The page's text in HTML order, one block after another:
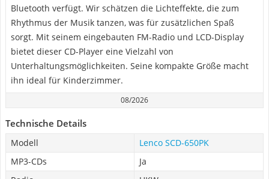
Bluetooth verfügt. Wir schätzen die Lichteffekte, die zum
Rhythmus der Musik tanzen, was für zusätzlichen Spaß
sorgt. Mit seinem eingebauten FM-Radio und LCD-Display
bietet dieser CD-Player eine Vielzahl von
Unterhaltungsmöglichkeiten. Seine kompakte Größe macht
ihn ideal für Kinderzimmer.
08/2026
Technische Details
Modell
Lenco SCD-650PK
MP3-CDs
Ja